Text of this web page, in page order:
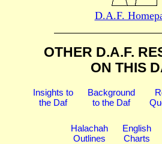
D.A.F.
OTHER D.A.F.
ON THIS
Insights to
the Daf
Background
to the Daf
Halachah
Outlines
English
Charts